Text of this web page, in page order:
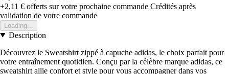
+2,11 € offerts sur votre prochaine commande Crédités après
validation de votre commande
Loading...
Description
Découvrez le Sweatshirt zippé à capuche adidas, le choix parfait pour
votre entraînement quotidien. Conçu par la célèbre marque adidas, ce
sweatshirt allie confort et style pour vous accompagner dans vos